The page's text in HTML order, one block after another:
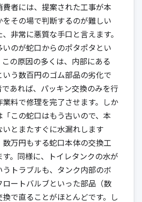
者には、提案された工事が本
その場で判断するのが難しい
非常に悪質な手口と言えます。
のが蛇口からのポタポタとい
この原因の多くは、内部にある
いう数百円のゴム部品の劣化で
あれば、パッキン交換のみを行
業料で修理を完了させます。しか
「この蛇口はもう古いので、本
とまたすぐに水漏れします
数万円もする蛇口本体の交換工
。同様に、トイレタンクの水が
うトラブルも、タンク内部のボ
ロートバルブといった部品（数
で直ることがほとんどです。し